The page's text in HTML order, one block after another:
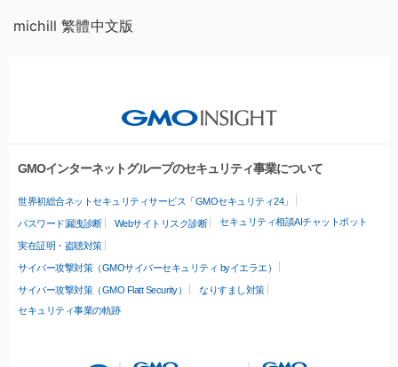
michill 繁體中文版
GMOインターネットグループのセキュリティ事業について
世界初総合ネットセキュリティサービス「GMOセキュリティ24」
パスワード漏洩診断 Webサイトリスク診断 セキュリティ相談AIチャットボット
実在証明・盗聴対策
サイバー攻撃対策（GMOサイバーセキュリティ byイエラエ）
サイバー攻撃対策（GMO Flatt Security）
なりすまし対策
セキュリティ事業の軌跡